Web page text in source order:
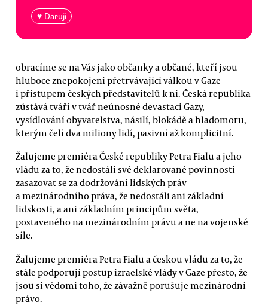
♥ Daruji
obracíme se na Vás jako občanky a občané, kteří jsou
hluboce znepokojeni přetrvávající válkou v Gaze
i přístupem českých představitelů k ní. Česká republika
zůstává tváří v tvář neúnosné devastaci Gazy,
vysídlování obyvatelstva, násilí, blokádě a hladomoru,
kterým čelí dva miliony lidí, pasivní až komplicitní.
Žalujeme premiéra České republiky Petra Fialu a jeho
vládu za to, že nedostáli své deklarované povinnosti
zasazovat se za dodržování lidských práv
a mezinárodního práva, že nedostáli ani základní
lidskosti, a ani základním principům světa,
postaveného na mezinárodním právu a ne na vojenské
síle.
Žalujeme premiéra Petra Fialu a českou vládu za to, že
stále podporují postup izraelské vlády v Gaze přesto, že
jsou si vědomi toho, že závažně porušuje mezinárodní
právo.